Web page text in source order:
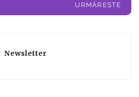
URMĂREȘTE
Newsletter